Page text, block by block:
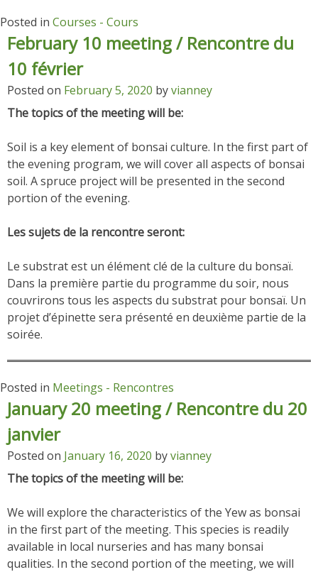
Posted in Courses - Cours
February 10 meeting / Rencontre du
10 février
Posted on February 5, 2020 byvianney
The topics of the meeting will be:
Soil is a key element of bonsai culture. In the first part of
the evening program, we will cover all aspects of bonsai
soil. A spruce project will be presented in the second
portion of the evening.
Les sujets de la rencontre seront:
Le substrat est un élément clé de la culture du bonsaï.
Dans la première partie du programme du soir, nous
couvrirons tous les aspects du substrat pour bonsaï. Un
projet d’épinette sera présenté en deuxième partie de la
soirée.
Posted in Meetings - Rencontres
January 20 meeting / Rencontre du 20
janvier
Posted on January 16, 2020 byvianney
The topics of the meeting will be:
We will explore the characteristics of the Yew as bonsai
in the first part of the meeting. This species is readily
available in local nurseries and has many bonsai
qualities. In the second portion of the meeting, we will